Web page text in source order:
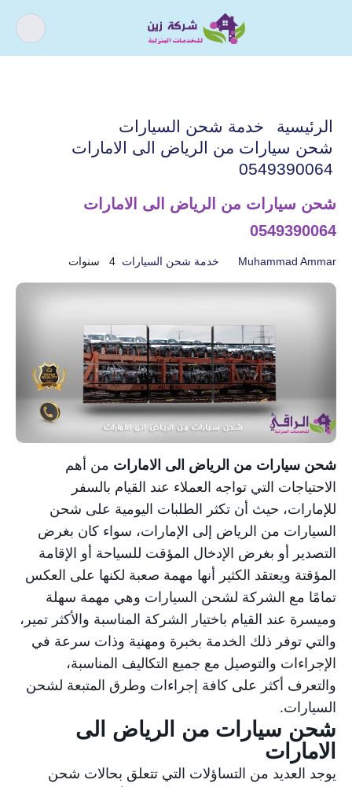
الرئيسية
خدمة شحن السيارات
شحن سيارات من الرياض الى الامارات
0549390064
شحن سيارات من الرياض الى الامارات
0549390064
Muhammad Ammar خدمة شحن السيارات 4 سنوات
شحن سيارات من الرياض الى الامارات من أهم
الاحتياجات التي تواجه العملاء عند القيام بالسفر
للإمارات، حيث أن تكثر الطلبات اليومية على شحن
السيارات من الرياض إلى الإمارات، سواء كان بغرض
التصدير أو بغرض الإدخال المؤقت للسياحة أو الإقامة
المؤقتة ويعتقد الكثير أنها مهمة صعبة لكنها على العكس
تمامًا مع الشركة لشحن السيارات وهي مهمة سهلة
وميسرة عند القيام باختيار الشركة المناسبة والأكثر تمير،
والتي توفر ذلك الخدمة بخبرة ومهنية وذات سرعة في
الإجراءات والتوصيل مع جميع التكاليف المناسبة،
والتعرف أكثر على كافة إجراءات وطرق المتبعة لشحن
السيارات.
شحن سيارات من الرياض الى
الامارات
يوجد العديد من التساؤلات التي تتعلق بحالات شحن
كيف يمكننى مساعدتك ؟
اذا كنت تبحث عن افضل شركة خدمات
منزلية و عروض شركات التنظيف فقد وصلت
الى المكان الصحيح.
أسباب و حل ارتفاع فواتير
خدمات الصيانة خدمات العزل
خدمة شحن السيارات كشف تسربات المياه
مكافحة الحشرات